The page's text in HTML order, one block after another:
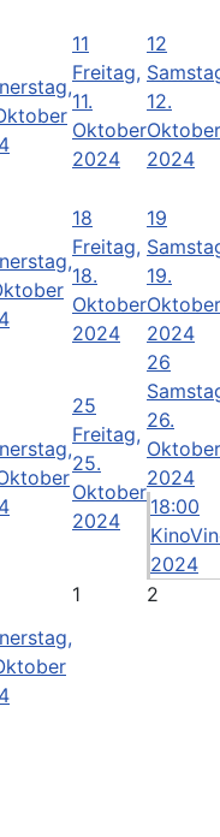
11
Freitag,
11.
Oktober
2024
12
12.
Oktober
2024
18
Freitag,
18.
Oktober
2024
19
19.
Oktober
2024
25
Freitag,
25.
Oktober
2024
26
26.
Oktober
2024
18:00
2024
1 2